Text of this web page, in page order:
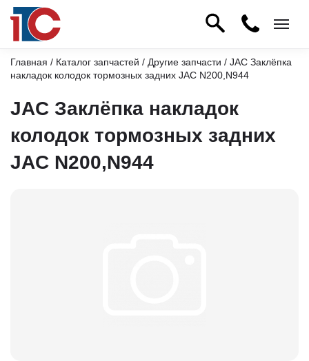
Главная / Каталог запчастей / Другие запчасти / JAC Заклёпка
накладок колодок тормозных задних JAC N200,N944
JAC Заклёпка накладок
колодок тормозных задних
JAC N200,N944